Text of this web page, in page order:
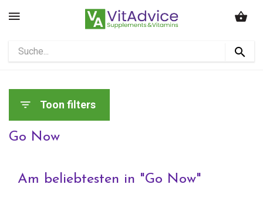
Toon filters
Go Now
Am beliebtesten in "Go Now"